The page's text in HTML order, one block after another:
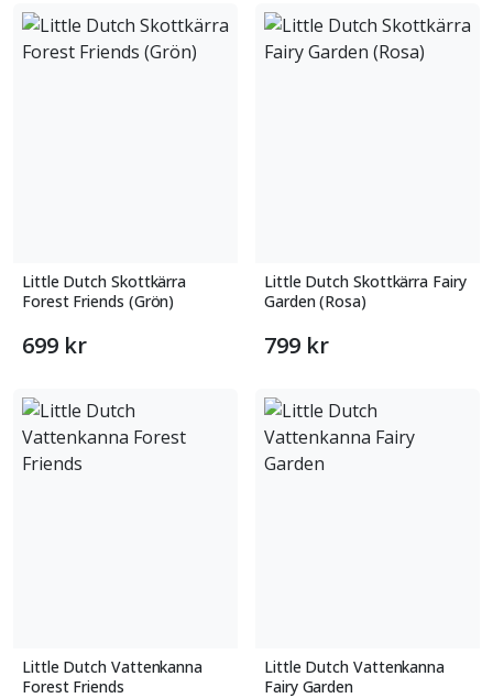
Little Dutch Skottkärra
Forest Friends (Grön)
699 kr
Little Dutch Skottkärra Fairy
Garden (Rosa)
799 kr
Little Dutch Vattenkanna
Forest Friends
Little Dutch Vattenkanna
Fairy Garden